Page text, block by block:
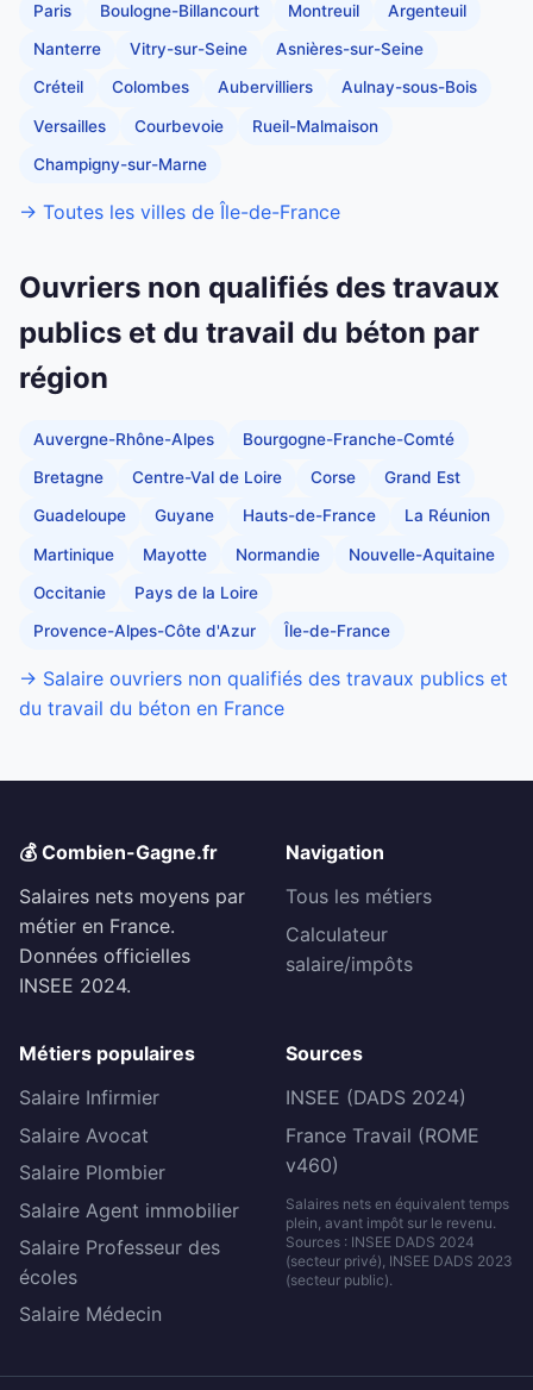
Paris Boulogne-Billancourt Montreuil Argenteuil
Nanterre Vitry-sur-Seine Asnières-sur-Seine
Créteil Colombes Aubervilliers Aulnay-sous-Bois
Versailles Courbevoie Rueil-Malmaison
Champigny-sur-Marne
→ Toutes les villes de Île-de-France
Ouvriers non qualifiés des travaux
publics et du travail du béton par
région
Auvergne-Rhône-Alpes Bourgogne-Franche-Comté
Bretagne Centre-Val de Loire Corse Grand Est
Guadeloupe Guyane Hauts-de-France La Réunion
Martinique Mayotte Normandie Nouvelle-Aquitaine
Occitanie Pays de la Loire
Provence-Alpes-Côte d'Azur Île-de-France
→ Salaire ouvriers non qualifiés des travaux publics et
du travail du béton en France
💰 Combien-Gagne.fr
Salaires nets moyens par
métier en France.
Données officielles
INSEE 2024.
Navigation
Tous les métiers
Calculateur
salaire/impôts
Métiers populaires
Salaire Infirmier
Salaire Avocat
Salaire Plombier
Salaire Agent immobilier
Salaire Professeur des
écoles
Salaire Médecin
Sources
INSEE (DADS 2024)
France Travail (ROME
v460)
Salaires nets en équivalent temps
plein, avant impôt sur le revenu.
Sources : INSEE DADS 2024
(secteur privé), INSEE DADS 2023
(secteur public).